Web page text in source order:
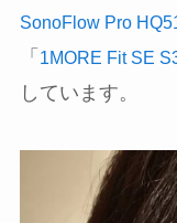
SonoFlow Pro
「 1MORE Fit SE
しています。